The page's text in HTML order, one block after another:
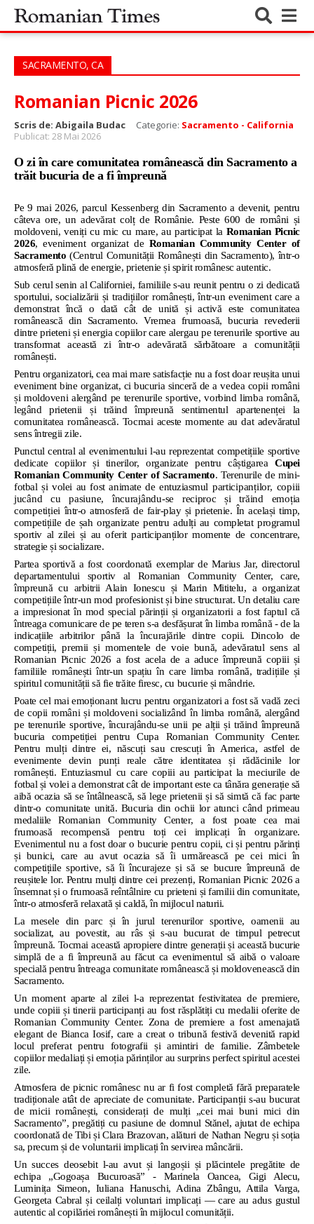
SACRAMENTO, CA
Romanian Picnic 2026
Scris de: Abigaila Budac Categorie: Sacramento - California
Publicat: 28 Mai 2026
O zi în care comunitatea românească din Sacramento a
trăit bucuria de a fi împreună
Pe 9 mai 2026, parcul Kessenberg din Sacramento a devenit, pentru
câteva ore, un adevărat colț de Românie. Peste 600 de români și
moldoveni, veniți cu mic cu mare, au participat la Romanian Picnic
2026, eveniment organizat de Romanian Community Center of
Sacramento (Centrul Comunității Românești din Sacramento), într-o
atmosferă plină de energie, prietenie și spirit românesc autentic.
Sub cerul senin al Californiei, familiile s-au reunit pentru o zi dedicată
sportului, socializării și tradițiilor românești, într-un eveniment care a
demonstrat încă o dată cât de unită și activă este comunitatea
românească din Sacramento. Vremea frumoasă, bucuria revederii
dintre prieteni și energia copiilor care alergau pe terenurile sportive au
transformat această zi într-o adevărată sărbătoare a comunității
românești.
Pentru organizatori, cea mai mare satisfacție nu a fost doar reușita unui
eveniment bine organizat, ci bucuria sinceră de a vedea copii români
și moldoveni alergând pe terenurile sportive, vorbind limba română,
legând prietenii și trăind împreună sentimentul apartenenței la
comunitatea românească. Tocmai aceste momente au dat adevăratul
sens întregii zile.
Punctul central al evenimentului l-au reprezentat competițiile sportive
dedicate copiilor și tinerilor, organizate pentru câștigareaCupei
Romanian Community Center of Sacramento. Terenurile de mini-
fotbal și volei au fost animate de entuziasmul participanților, copiii
jucând cu pasiune, încurajându-se reciproc și trăind emoția
competițieiîntr-o atmosferă de fair-play și prietenie. În același timp,
competițiile de șah organizate pentru adulți au completat programul
sportiv al zilei și au oferit participanților momente de concentrare,
strategie și socializare.
Partea sportivă a fost coordonată exemplar de Marius Jar, directorul
departamentului sportiv al Romanian Community Center, care,
împreună cu arbitrii Alain Ionescu și Marin Mititelu, a organizat
competițiile într-un mod profesionist și bine structurat. Un detaliu care
a impresionat în mod special părinții și organizatorii a fost faptul că
întreaga comunicare de pe teren s-a desfășurat în limba română - de la
indicațiile arbitrilor până la încurajările dintre copii. Dincolo de
competiții, premii și momentele de voie bună, adevăratul sens al
Romanian Picnic 2026 a fost acela de a aduce împreună copiii și
familiile românești într-un spațiu în care limba română, tradițiile și
spiritul comunității să fie trăite firesc, cu bucurie și mândrie.
Poate cel mai emoționant lucru pentru organizatori a fost să vadă zeci
de copii români și moldoveni socializând în limba română, alergând
pe terenurile sportive, încurajându-se unii pe alții și trăind împreună
bucuria competiției pentru Cupa Romanian Community Center.
Pentru mulți dintre ei, născuți sau crescuți în America, astfel de
evenimente devin punți reale către identitatea și rădăcinile lor
românești. Entuziasmul cu care copiii au participat la meciurile de
fotbal și volei a demonstrat cât de important este ca tânăra generație să
aibă ocazia să se întâlnească, să lege prietenii și să simtă că fac parte
dintr-o comunitate unită. Bucuria din ochii lor atunci când primeau
medaliile Romanian Community Center, a fost poate cea mai
frumoasă recompensă pentru toți cei implicați în organizare.
Evenimentul nu a fost doar o bucurie pentru copii, ci și pentru părinți
și bunici, care au avut ocazia să îi urmărească pe cei mici în
competițiile sportive, să îi încurajeze și să se bucure împreună de
reușitele lor. Pentru mulți dintre cei prezenți, Romanian Picnic 2026 a
însemnat și o frumoasă reîntâlnire cu prieteni și familii din comunitate,
într-o atmosferă relaxată și caldă, în mijlocul naturii.
La mesele din parc și în jurul terenurilor sportive, oamenii au
socializat, au povestit, au râs și s-au bucurat de timpul petrecut
împreună. Tocmai această apropiere dintre generații și această bucurie
simplă de a fi împreună au făcut ca evenimentul să aibă o valoare
specială pentru întreaga comunitate românească și moldovenească din
Sacramento.
Un moment aparte al zilei l-a reprezentat festivitatea de premiere,
unde copiii și tinerii participanți au fost răsplătiți cu medalii oferite de
Romanian Community Center. Zona de premiere a fost amenajată
elegant de Bianca Iosif, care a creat o tribună festivă devenită rapid
locul preferat pentru fotografii și amintiri de familie. Zâmbetele
copiilor medaliați și emoția părinților au surprins perfect spiritul acestei
zile.
Atmosfera de picnic românesc nu ar fi fost completă fără preparatele
tradiționale atât de apreciate de comunitate. Participanții s-au bucurat
de micii românești, considerați de mulți „cei mai buni mici din
Sacramento”, pregătiți cu pasiune de domnul Stănel, ajutat de echipa
coordonată de Tibi și Clara Brazovan, alături de Nathan Negru și soția
sa, precum și de voluntarii implicați în servirea mâncării.
Un succes deosebit l-au avut și langoșii și plăcintele pregătite de
echipa „Gogoașa Bucuroasă” - Marinela Oancea, Gigi Alecu,
Luminița Simeon, Iuliana Hanuschi, Adina Zbângu, Attila Varga,
Georgeta Cabral și ceilalți voluntari implicați — care au adus gustul
autentic al copilăriei românești în mijlocul comunității.